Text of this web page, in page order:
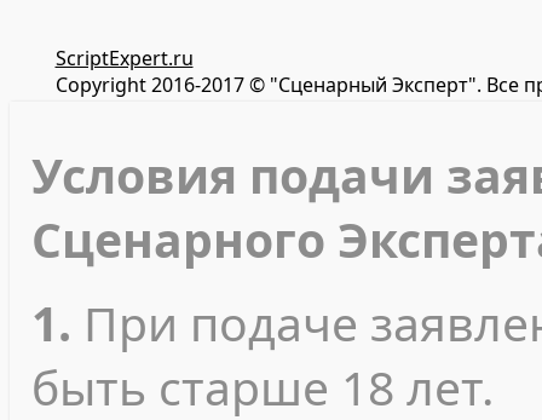
ScriptExpert.ru
Copyright 2016-2017 © "Сценарный Эксперт". Все
Условия подачи
Сценарного
1. При подаче
быть старше 18 лет.